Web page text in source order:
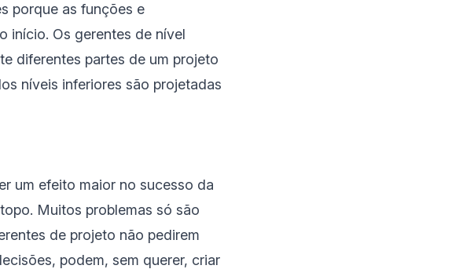
porque as funções e
início. Os gerentes de nível
diferentes partes de um projeto
níveis inferiores são projetadas
um efeito maior no sucesso da
Muitos problemas só são
de projeto não pedirem
podem, sem querer, criar